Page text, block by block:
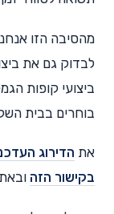
מהסיבה הזו
לבדוק גם את
ביצועי קופות
בוחרים בבית
את הדירוג
בקישור הזה